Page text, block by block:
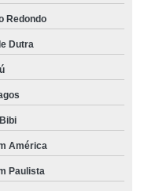
Redondo
Dutra
América
Paulista